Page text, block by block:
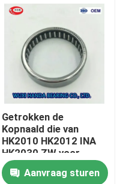
Getrokken de
Kopnaald die van
HK2010 HK2012 INA
HK2030 ZW voor
Textielmachines
draagtAanvraag sturen